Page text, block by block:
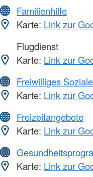
Familienhilfe
Karte: Link zur
Flugdienst
Karte: Link zur
Freiwilliges
Karte: Link zur
Freizeitangebote
Karte: Link zur
Karte: Link zur